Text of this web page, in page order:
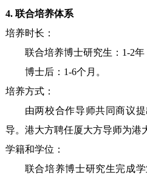
4. 联合培养体系
培养时长：
联合培养博士研究生：1-2年
博士后：1-6个月。
培养方式：
由两校合作导师共同商议
导。港大方聘任厦大方导师为港
学籍和学位：
联合培养博士研究生完成